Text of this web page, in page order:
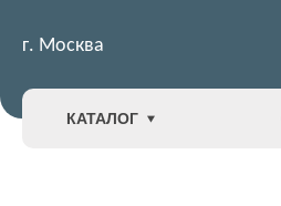
г. Москва
КАТАЛОГ